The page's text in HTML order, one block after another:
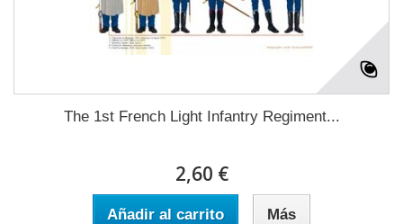
The 1st French Light Infantry Regiment...
2,60 €
Añadir al carrito Más